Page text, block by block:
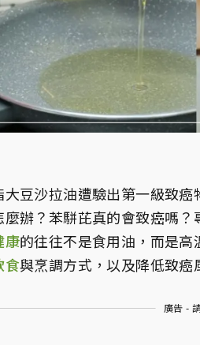
大豆沙拉油遭驗出第一級致癌
麼辦？苯駢芘真的會致癌嗎
康的往往不是食用油，而是
食與烹調方式，以及降低致癌
廣告 -